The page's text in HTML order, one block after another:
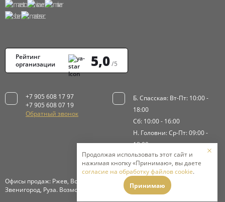
Продолжая использовать этот сайт и
нажимая кнопку «Принимаю», вы даете
согласие на обработку файлов cookie.
Принимаю
Рейтинг
организации
5,0/5
+7 905 608 17 97
+7 905 608 07 19
Обратный звонок
Б. Спасская: Вт-Пт: 10:00 -
18:00
Сб: 10:00 - 16:00
Н. Головни: Ср-Пт: 09:00 -
18:00
Сб-Вс: 9:00 - 15:00
Офисы продаж: Ржев, Волоколамск, Истра, Клинский район,
Звенигород, Руза. Возможна доставка в Москву